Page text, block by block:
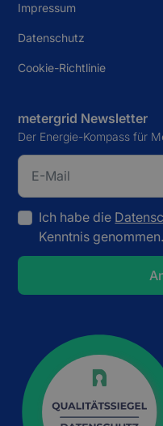
Impressum
Datenschutz
Cookie-Richtlinie
metergrid Newsletter
Der Energie-Kompass für
Ich habe die
Kenntnis genommen.